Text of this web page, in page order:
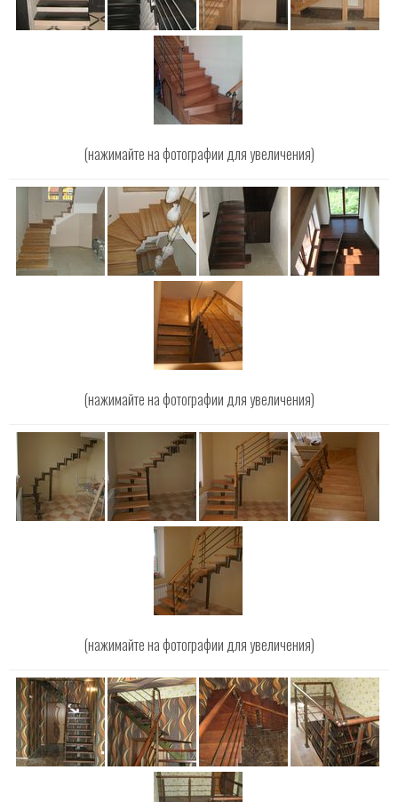
(нажимайте на фотографии для увеличения)
(нажимайте на фотографии для увеличения)
(нажимайте на фотографии для увеличения)